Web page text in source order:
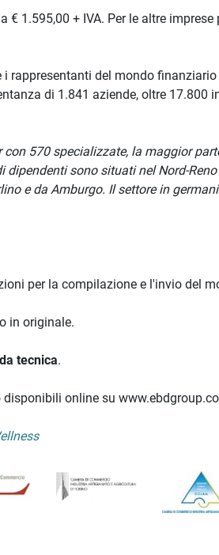
€ 1.595,00 + IVA. Per le altre
rappresentanti del mondo
di 1.841 aziende, oltre 17.800
570 specializzate, la maggior
sono situati nel Nord-
e da Amburgo. Il settore in
per la compilazione e l'invio del
in originale.
tecnica.
online su